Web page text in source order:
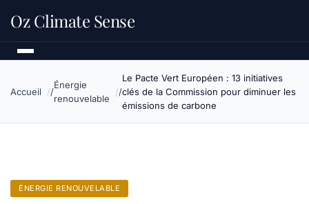
Oz Climate Sense
Accueil
Énergie
renouvelable
Le Pacte Vert Européen : 13 initiatives
clés de la Commission pour diminuer les
émissions de carbone
ÉNERGIE RENOUVELABLE